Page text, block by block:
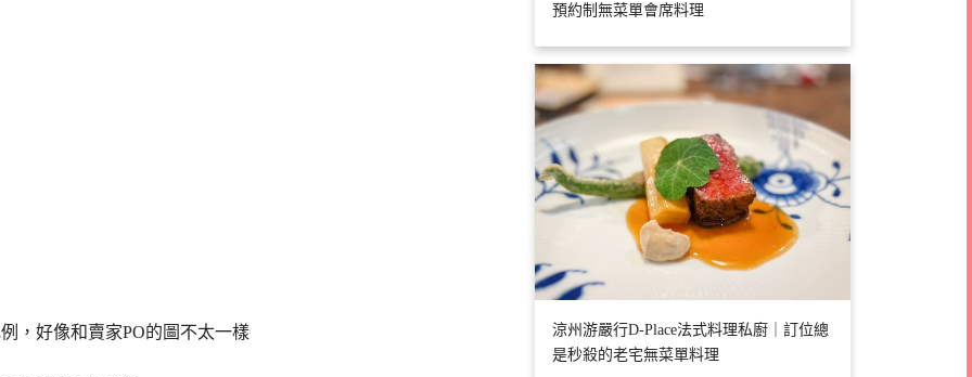
，好像和賣家PO的圖不太一樣
預約制無菜單會席料理
涼州游嚴行D-Place法式料理私廚｜訂位總
是秒殺的老宅無菜單料理